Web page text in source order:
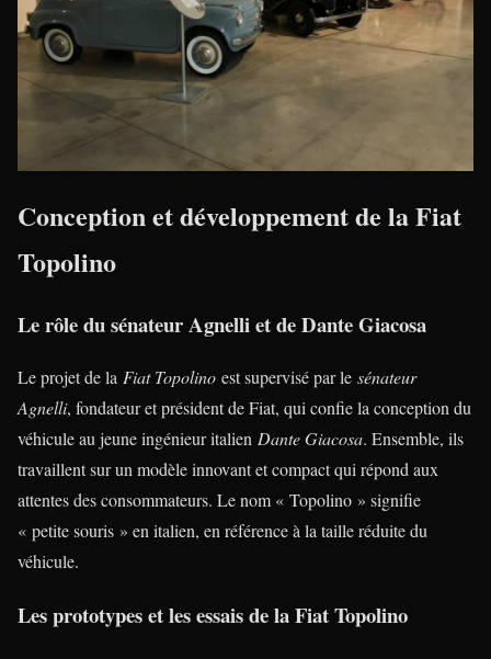
Conception et développement de la Fiat
Topolino
Le rôle du sénateur Agnelli et de Dante Giacosa
Le projet de la Fiat Topolino est supervisé par le sénateur
Agnelli, fondateur et président de Fiat, qui confie la conception du
véhicule au jeune ingénieur italien Dante Giacosa. Ensemble, ils
travaillent sur un modèle innovant et compact qui répond aux
attentes des consommateurs. Le nom « Topolino » signifie
« petite souris » en italien, en référence à la taille réduite du
véhicule.
Les prototypes et les essais de la Fiat Topolino